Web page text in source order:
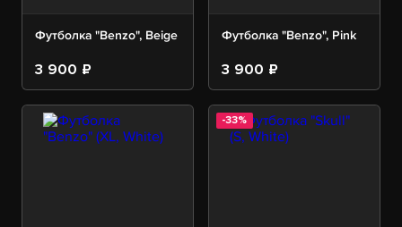
Футболка "Benzo", Beige
3 900 ₽
Футболка "Benzo", Pink
3 900 ₽
-33%